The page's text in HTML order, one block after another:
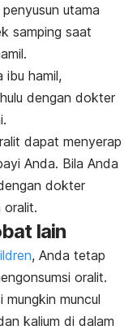
utama
samping saat
ibu hamil,
dengan dokter
dapat menyerap
Anda. Bila Anda
dokter
oralit.
lain
, Anda tetap
oralit.
muncul
kalium di dalam